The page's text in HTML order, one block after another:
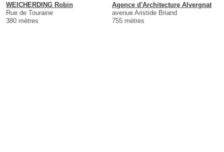
WEICHERDING Robin
Rue de Touraine
380 mètres
Agence d'Architecture Alvergnat
avenue Aristide Briand
755 mètres